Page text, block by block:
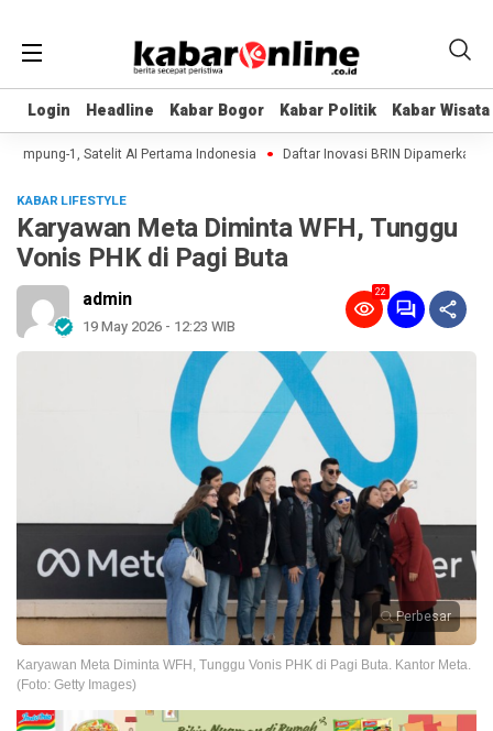
Login Headline Kabar Bogor Kabar Politik Kabar Wisata
Login Headline Kabar Bogor Kabar Politik Kabar Wisata
1, Satelit AI Pertama Indonesia Daftar Inovasi BRIN Dipamerkan ke
KABAR LIFESTYLE
Karyawan Meta Diminta WFH, Tunggu
Vonis PHK di Pagi Buta
admin
19 May 2026 - 12:23 WIB
22
Perbesar
Karyawan Meta Diminta WFH, Tunggu Vonis PHK di Pagi Buta. Kantor Meta.
(Foto: Getty Images)